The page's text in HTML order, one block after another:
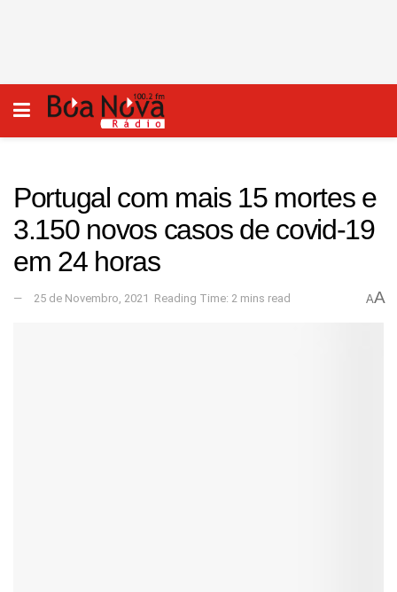
Portugal com mais 15 mortes e
3.150 novos casos de covid-19
em 24 horas
25 de Novembro, 2021 Reading Time: 2 mins read AA